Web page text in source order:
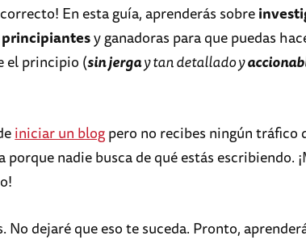
En esta guía, aprenderás sobre
y ganadoras para que puedas
el principio (sin jergay tan detallado y
iniciar un blogpero no recibes ningún tráfico
porque nadie busca de qué estás escribiendo.
No dejaré que eso te suceda. Pronto,